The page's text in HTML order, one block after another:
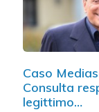
Caso
Consulta
legittimo